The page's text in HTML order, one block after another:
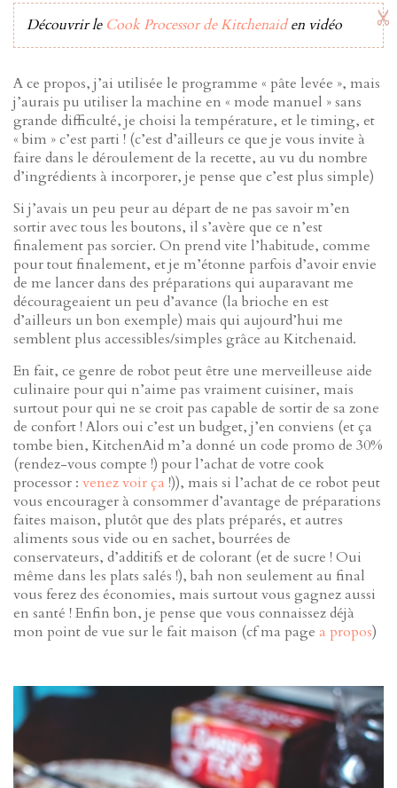
Découvrir le Cook Processor de Kitchenaiden vidéo
A ce propos, j’ai utilisée le programme « pâte levée », mais
j’aurais pu utiliser la machine en « mode manuel » sans
grande difficulté, je choisi la température, et le timing, et
« bim » c’est parti ! (c’est d’ailleurs ce que je vous invite à
faire dans le déroulement de la recette, au vu du nombre
d’ingrédients à incorporer, je pense que c’est plus simple)
Si j’avais un peu peur au départ de ne pas savoir m’en
sortir avec tous les boutons, il s’avère que ce n’est
finalement pas sorcier. On prend vite l’habitude, comme
pour tout finalement, et je m’étonne parfois d’avoir envie
de me lancer dans des préparations qui auparavant me
décourageaient un peu d’avance (la brioche en est
d’ailleurs un bon exemple) mais qui aujourd’hui me
semblent plus accessibles/simples grâce au Kitchenaid.
En fait, ce genre de robot peut être une merveilleuse aide
culinaire pour qui n’aime pas vraiment cuisiner, mais
surtout pour qui ne se croit pas capable de sortir de sa zone
de confort ! Alors oui c’est un budget, j’en conviens (et ça
tombe bien, KitchenAid m’a donné un code promo de 30%
(rendez-vous compte !) pour l’achat de votre cook
processor : venez voir ça !)), mais si l’achat de ce robot peut
vous encourager à consommer d’avantage de préparations
faites maison, plutôt que des plats préparés, et autres
aliments sous vide ou en sachet, bourrées de
conservateurs, d’additifs et de colorant (et de sucre ! Oui
même dans les plats salés !), bah non seulement au final
vous ferez des économies, mais surtout vous gagnez aussi
en santé ! Enfin bon, je pense que vous connaissez déjà
mon point de vue sur le fait maison (cf ma page a propos)